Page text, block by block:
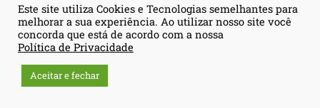
Este site utiliza Cookies e Tecnologias semelhantes para
melhorar a sua experiência. Ao utilizar nosso site você
concorda que está de acordo com a nossa
Política de Privacidade
Aceitar e fechar